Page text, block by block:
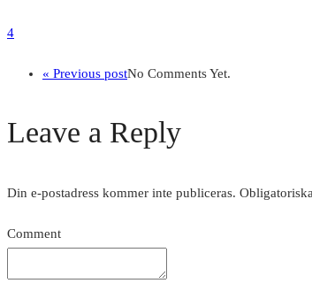
4
« Previous postNo Comments Yet.
Leave a Reply
Din e-postadress kommer inte publiceras.
Comment